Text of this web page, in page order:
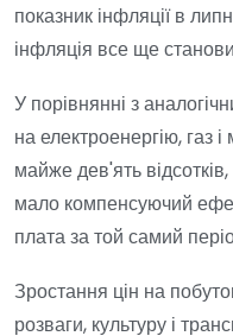
показник інфляції в
інфляція все ще
У порівнянні з
на електроенергію, газ
майже дев'ять
мало компенсуючий
плата за той самий
Зростання цін на
розваги, культуру і